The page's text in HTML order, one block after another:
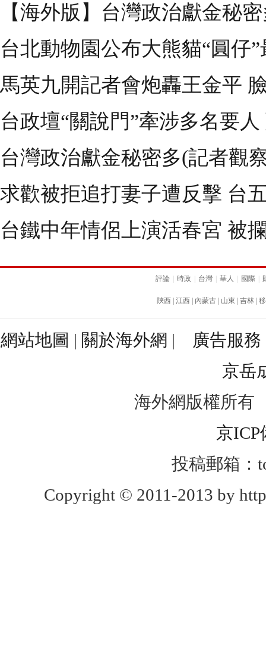
【海外版】台灣政治獻金秘
台北動物園公布大熊貓“圓仔
馬英九開記者會炮轟王金平
台政壇“關說門”牽涉多名要
台灣政治獻金秘密多(記者觀
求歡被拒追打妻子遭反擊 台
台鐵中年情侶上演活春宮 被
評論 時政 台灣 華人 國際
陝西 江西 內蒙古 山東 吉林
網站地圖 | 關於海外網 | 廣告服務
京岳
海外網版權所有
京ICP
投稿郵箱：
Copyright © 2011-2013 by